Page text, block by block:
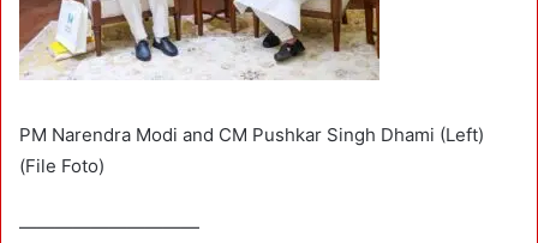
PM Narendra Modi and CM Pushkar Singh Dhami (Left)
(File Foto)
——————————